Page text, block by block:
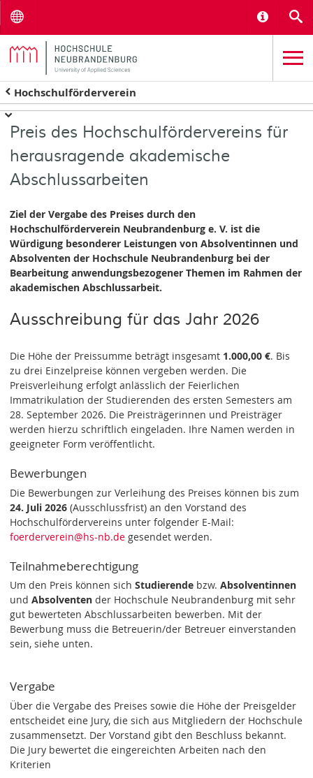
Hochschulförderverein
Preis des Hochschulfördervereins für
herausragende akademische
Abschlussarbeiten
Ziel der Vergabe des Preises durch den
Hochschulförderverein Neubrandenburg e. V. ist die
Würdigung besonderer Leistungen von Absolventinnen und
Absolventen der Hochschule Neubrandenburg bei der
Bearbeitung anwendungsbezogener Themen im Rahmen der
akademischen Abschlussarbeit.
Ausschreibung für das Jahr 2026
Die Höhe der Preissumme beträgt insgesamt 1.000,00 €. Bis
zu drei Einzelpreise können vergeben werden. Die
Preisverleihung erfolgt anlässlich der Feierlichen
Immatrikulation der Studierenden des ersten Semesters am
28. September 2026. Die Preisträgerinnen und Preisträger
werden hierzu schriftlich eingeladen. Ihre Namen werden in
geeigneter Form veröffentlicht.
Bewerbungen
Die Bewerbungen zur Verleihung des Preises können bis zum
24. Juli 2026(Ausschlussfrist) an den Vorstand des
Hochschulfördervereins unter folgender E-Mail:
foerderverein@hs-nb.de gesendet werden.
Teilnahmeberechtigung
Um den Preis können sichStudierende bzw.Absolventinnen
undAbsolventen der Hochschule Neubrandenburg mit sehr
gut bewerteten Abschlussarbeiten bewerben. Mit der
Bewerbung muss die Betreuerin/der Betreuer einverstanden
sein, siehe unten.
Vergabe
Über die Vergabe des Preises sowie die Höhe der Preisgelder
entscheidet eine Jury, die sich aus Mitgliedern der Hochschule
zusammensetzt. Der Vorstand gibt den Beschluss bekannt.
Die Jury bewertet die eingereichten Arbeiten nach den
Kriterien